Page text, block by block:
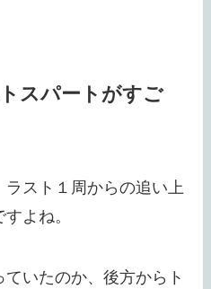
スパートがすご
スト１周からの追い上
よね。
いたのか、後方からト